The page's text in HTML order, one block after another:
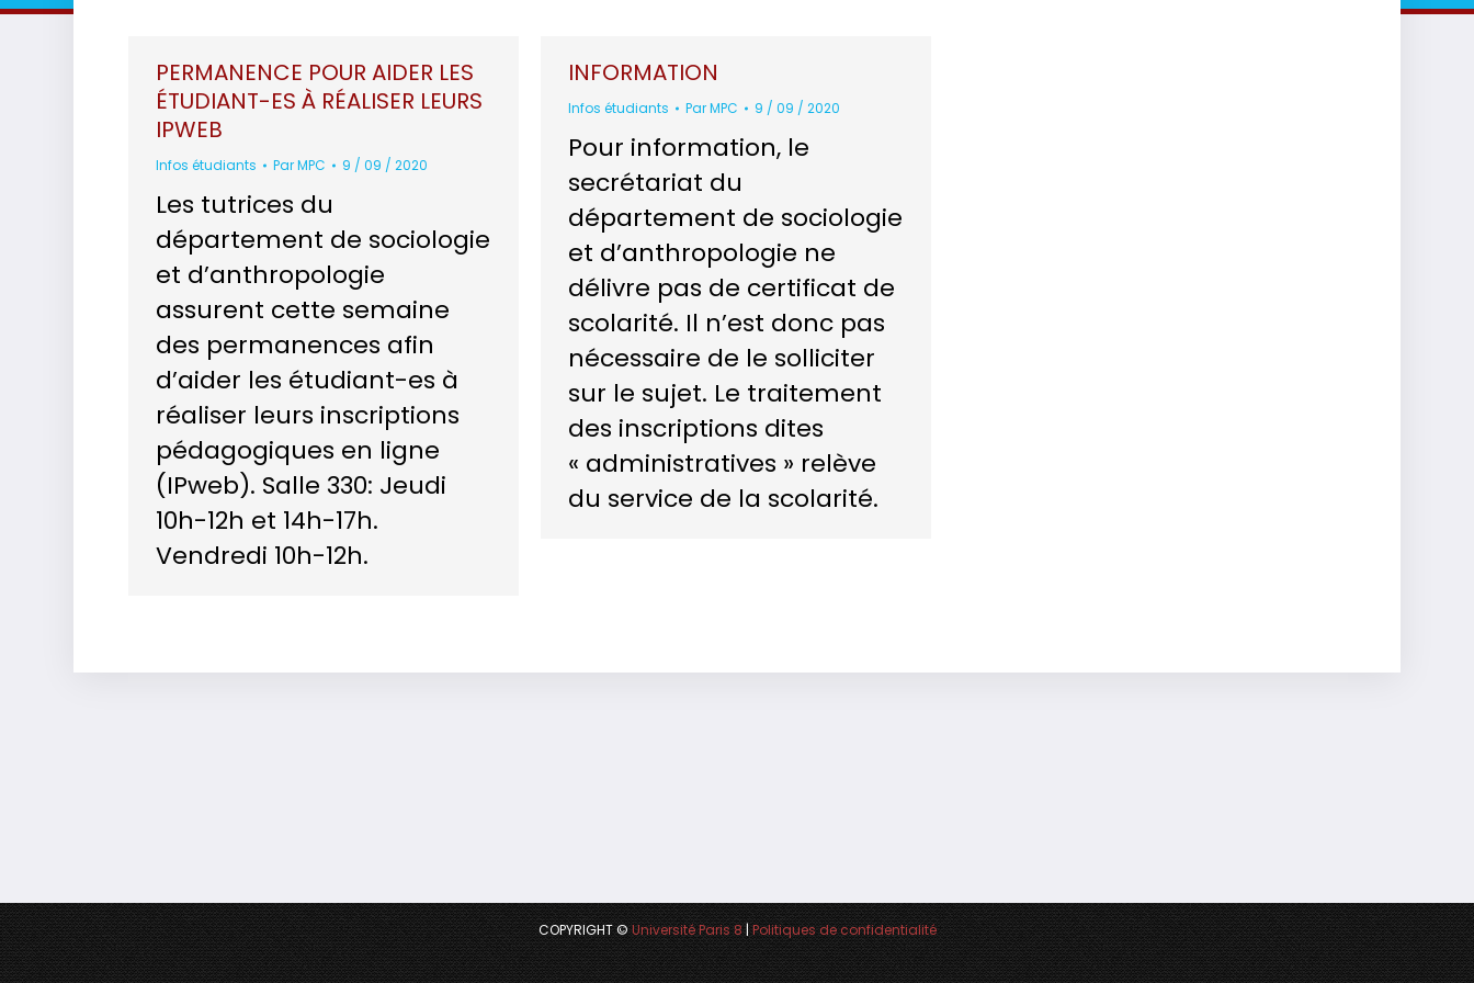
PERMANENCE POUR AIDER LES
ÉTUDIANT-ES À RÉALISER LEURS
IPWEB
Infos étudiants ParMPC 9 / 09 / 2020
Les tutrices du
département de sociologie
et d’anthropologie
assurent cette semaine
des permanences afin
d’aider les étudiant-es à
réaliser leurs inscriptions
pédagogiques en ligne
(IPweb). Salle 330: Jeudi
10h-12h et 14h-17h.
Vendredi 10h-12h.
INFORMATION
Infos étudiants ParMPC 9 / 09 / 2020
Pour information, le
secrétariat du
département de sociologie
et d’anthropologie ne
délivre pas de certificat de
scolarité. Il n’est donc pas
nécessaire de le solliciter
sur le sujet. Le traitement
des inscriptions dites
« administratives » relève
du service de la scolarité.
COPYRIGHT ©Université Paris 8|Politiques de confidentialité